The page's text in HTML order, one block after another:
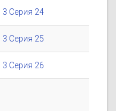
3 Серия 24
Серия 25
Серия 26